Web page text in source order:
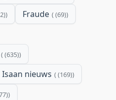
Fraude (69)
(635)
Isaan nieuws (169)